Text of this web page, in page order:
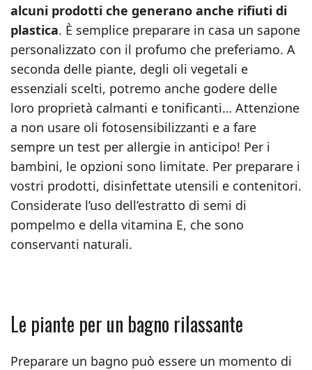
alcuni prodotti che generano anche rifiuti di
plastica. È semplice preparare in casa un sapone
personalizzato con il profumo che preferiamo. A
seconda delle piante, degli oli vegetali e
essenziali scelti, potremo anche godere delle
loro proprietà calmanti e tonificanti… Attenzione
a non usare oli fotosensibilizzanti e a fare
sempre un test per allergie in anticipo! Per i
bambini, le opzioni sono limitate. Per preparare i
vostri prodotti, disinfettate utensili e contenitori.
Considerate l’uso dell’estratto di semi di
pompelmo e della vitamina E, che sono
conservanti naturali.
Le piante per un bagno rilassante
Preparare un bagno può essere un momento di